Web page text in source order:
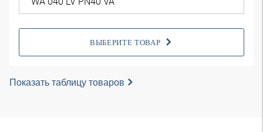
ВЫБЕРИТЕ ТОВАР
Показать таблицу товаров